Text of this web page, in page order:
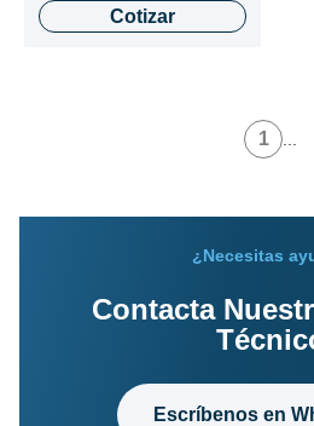
Cotizar
1
¿Necesitas
Contacta
Escríbenos en